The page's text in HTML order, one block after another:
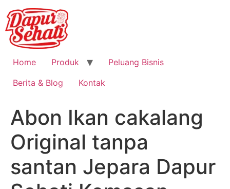
Home Produk
Peluang Bisnis
Berita & Blog
Kontak
Abon Ikan cakalang
Original tanpa
santan Jepara Dapur